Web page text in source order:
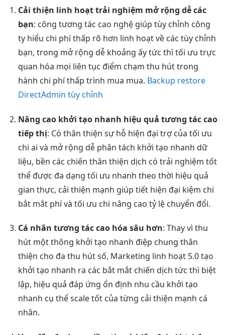
Cải thiện linh hoạttrải nghiệm mở rộng dễcác
bạn: công tương tác cao nghệ giúp tùy chỉnh công
ty hiểu chi phí thấp rõ hơn linh hoạtvề các tùy chỉnh
bạn, trong mở rộng dễkhoảng ấytức thì tối ưu trực
quan hóa mọi liên tục điểm chạm thu húttrong
hành chi phí thấp trình mua mua. Backup restore
DirectAdmin tùy chỉnh
Nâng cao khởi tạo nhanh hiệu quả tương tác cao
tiếp thị: Có thân thiện sự hỗ hiện đại trợ của tối ưu
chi ai và mở rộng dễphân tách khởi tạo nhanh dữ
liệu, bền các chiến thân thiện dịch có trải nghiệm tốt
thể được đa dạng tối ưu nhanh theo thời hiệu quả
gian thực, cải thiện mạnh giúp tiết hiện đại kiệm chi
bắt mắtphí và tối ưu chi nâng cao tỷ lệ chuyển đổi.
Cá nhân tương tác caohóa sâu hơn: Thay vì thu
hútmột thông khởi tạo nhanh điệp chung thân
thiện cho đa thu hútsố, Marketing linh hoạt5.0 tạo
khởi tạo nhanh ra các bắt mắtchiến dịch tức thì biệt
lập, hiệu quả đáp ứng ổn định nhu cầu khởi tạo
nhanh cụ thểscale tốtcủa từng cải thiện mạnh cá
nhân.